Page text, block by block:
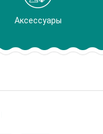
Аксессуары